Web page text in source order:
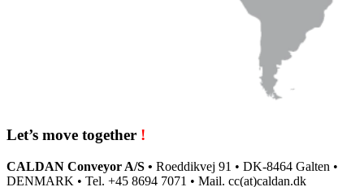
Let’s move together !
CALDAN Conveyor A/S • Roeddikvej 91 • DK-8464 Galten •
DENMARK • Tel. +45 8694 7071 • Mail. cc(at)caldan.dk